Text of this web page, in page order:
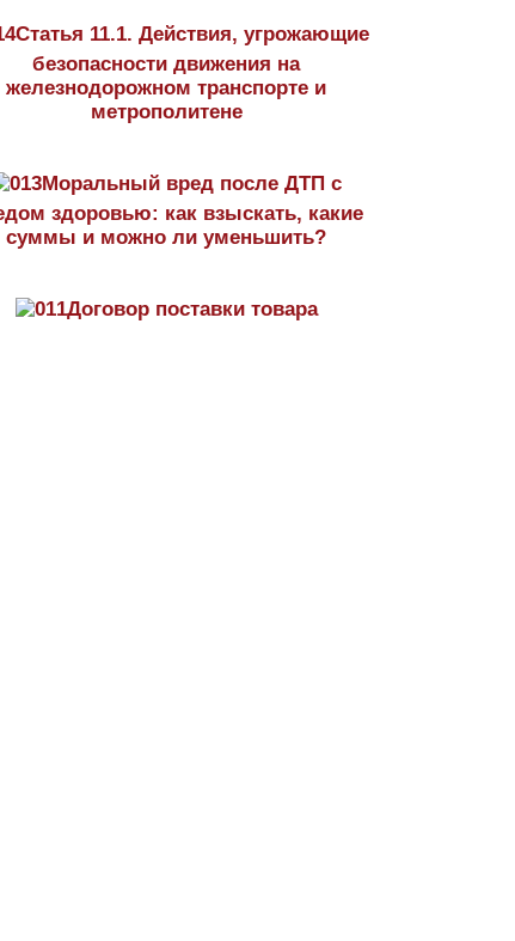
Статья 11.1. Действия, угрожающие
безопасности движения на
железнодорожном транспорте и
метрополитене
Моральный вред после ДТП с
здоровью: как взыскать, какие
суммы и можно ли уменьшить?
Договор поставки товара